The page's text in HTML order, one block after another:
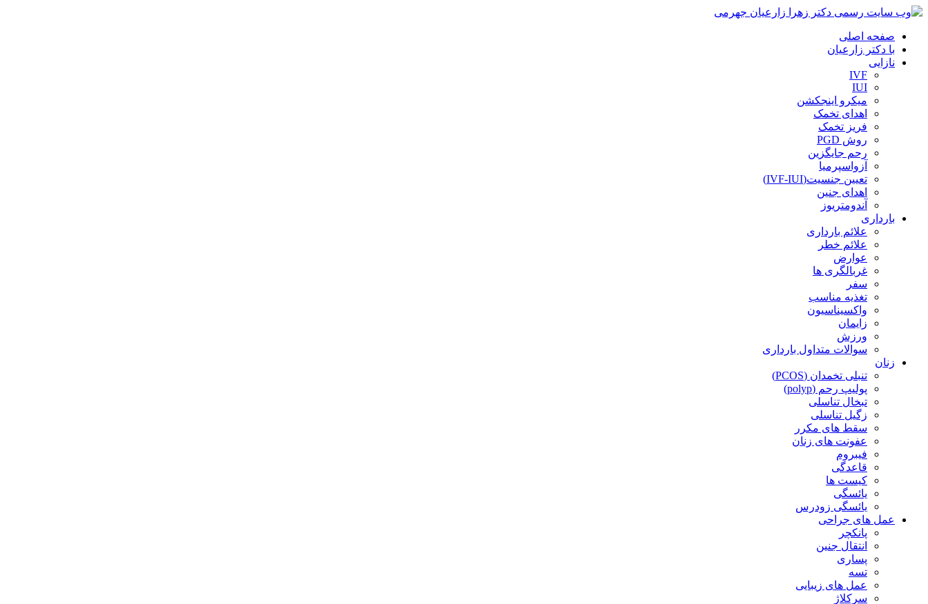
صفحه اصلی
با دکتر زارعیان
نازایی
IVF
IUI
میکرو اینجکشن
اهدای تخمک
فریز تخمک
روش PGD
رحم جایگزین
آزواسپرمیا
تعیین جنسیت(IVF-IUI)
اهدای جنین
آندومتریوز
بارداری
علائم بارداری
علائم خطر
عوارض
غربالگری ها
سفر
تغذیه مناسب
واکسیناسیون
زایمان
ورزش
سوالات متداول بارداری
زنان
تنبلی تخمدان (PCOS)
پولیپ رحم (polyp)
تبخال تناسلی
زگیل تناسلی
سقط های مکرر
عفونت های زنان
فیبروم
قاعدگی
کیست ها
یائسگی
یائسگی زودرس
عمل های جراحی
پانکچر
انتقال جنین
پساری
تسه
عمل های زیبایی
سرکلاژ